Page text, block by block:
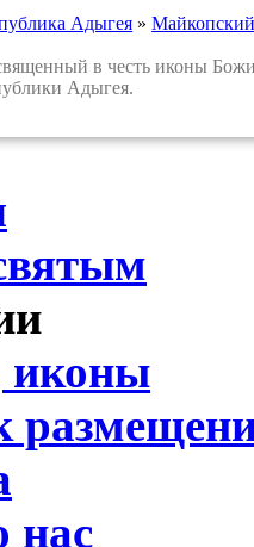
Адыгея »
в честь иконы
Адыгея.
иконы
нас